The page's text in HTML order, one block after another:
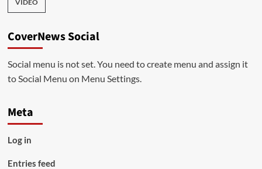
VIDEO
CoverNews Social
Social menu is not set. You need to create menu and assign it
to Social Menu on Menu Settings.
Meta
Log in
Entries feed